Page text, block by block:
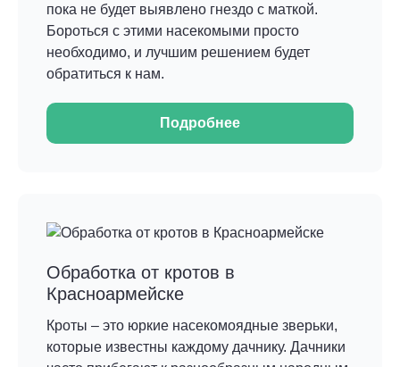
пока не будет выявлено гнездо с маткой.
Бороться с этими насекомыми просто
необходимо, и лучшим решением будет
обратиться к нам.
Подробнее
Обработка от кротов в
Красноармейске
Кроты – это юркие насекомоядные зверьки,
которые известны каждому дачнику. Дачники